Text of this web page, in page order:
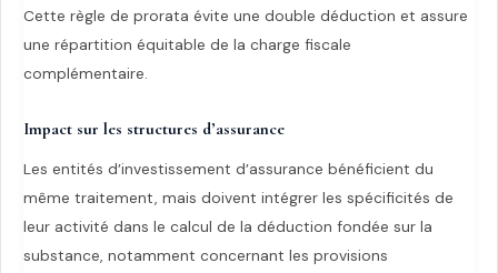
Cette règle de prorata évite une double déduction et assure
une répartition équitable de la charge fiscale
complémentaire.
Impact sur les structures d’assurance
Les entités d’investissement d’assurance bénéficient du
même traitement, mais doivent intégrer les spécificités de
leur activité dans le calcul de la déduction fondée sur la
substance, notamment concernant les provisions